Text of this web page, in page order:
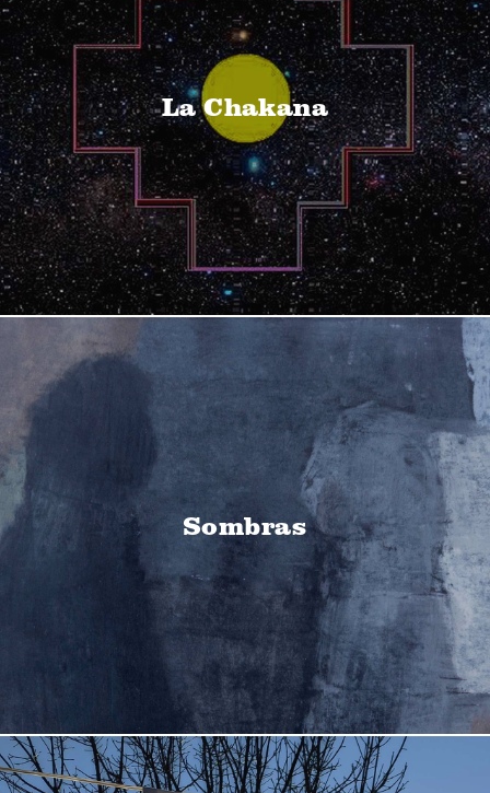
La Chakana
Sombras